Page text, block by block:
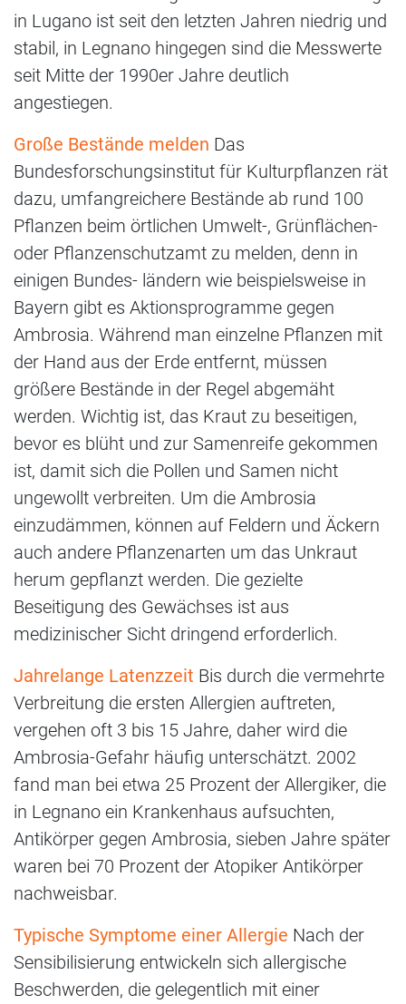
in Lugano ist seit den letzten Jahren niedrig und
stabil, in Legnano hingegen sind die Messwerte
seit Mitte der 1990er Jahre deutlich
angestiegen.
Große Bestände melden Das
Bundesforschungsinstitut für Kulturpflanzen rät
dazu, umfangreichere Bestände ab rund 100
Pflanzen beim örtlichen Umwelt-, Grünflächen-
oder Pflanzenschutzamt zu melden, denn in
einigen Bundes- ländern wie beispielsweise in
Bayern gibt es Aktionsprogramme gegen
Ambrosia. Während man einzelne Pflanzen mit
der Hand aus der Erde entfernt, müssen
größere Bestände in der Regel abgemäht
werden. Wichtig ist, das Kraut zu beseitigen,
bevor es blüht und zur Samenreife gekommen
ist, damit sich die Pollen und Samen nicht
ungewollt verbreiten. Um die Ambrosia
einzudämmen, können auf Feldern und Äckern
auch andere Pflanzenarten um das Unkraut
herum gepflanzt werden. Die gezielte
Beseitigung des Gewächses ist aus
medizinischer Sicht dringend erforderlich.
Jahrelange Latenzzeit Bis durch die vermehrte
Verbreitung die ersten Allergien auftreten,
vergehen oft 3 bis 15 Jahre, daher wird die
Ambrosia-Gefahr häufig unterschätzt. 2002
fand man bei etwa 25 Prozent der Allergiker, die
in Legnano ein Krankenhaus aufsuchten,
Antikörper gegen Ambrosia, sieben Jahre später
waren bei 70 Prozent der Atopiker Antikörper
nachweisbar.
Typische Symptome einer Allergie Nach der
Sensibilisierung entwickeln sich allergische
Beschwerden, die gelegentlich mit einer